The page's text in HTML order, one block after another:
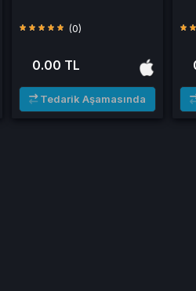
(0)
0.00 TL
Tedarik Aşamasında